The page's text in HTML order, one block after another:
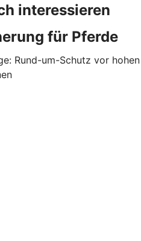
interessieren
für Pferde
Rund-um-Schutz vor hohen